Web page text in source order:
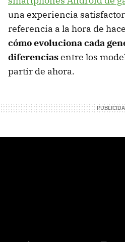
una experiencia
referencia a la hora de
cómo evoluciona cada
diferenciasentre los
partir de ahora.